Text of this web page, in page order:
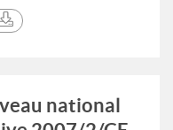
national